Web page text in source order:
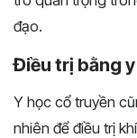
đạo.
Điều trị bằng
Y học cổ truyền
nhiên để điều trị